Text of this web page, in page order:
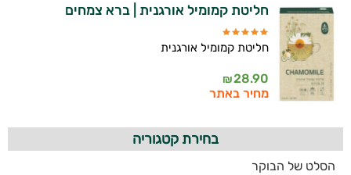
חליטת קמומיל אורגנית | ברא צמחים
חליטת קמומיל אורגנית
28.90
₪
מחיר באתר
בחירת קטגוריה
הסלט של הבוקר